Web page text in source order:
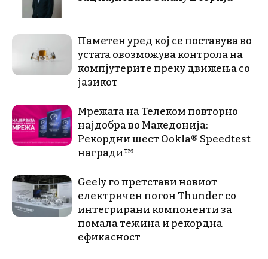
Паметен уред кој се поставува во
устата овозможува контрола на
компјутерите преку движења со
јазикот
Мрежата на Телеком повторно
најдобра во Македонија:
Рекордни шест Ookla® Speedtest
награди™
Geely го претстави новиот
електричен погон Thunder со
интегрирани компоненти за
помала тежина и рекордна
ефикасност